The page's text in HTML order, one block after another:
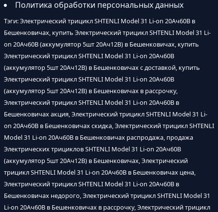
Политика обработки персональных данных
Тэги: Электрический трицикл SHTENLI Model 31 Li-on 20Ач60В в
Бешенковичах, купить Электрический трицикл SHTENLI Model 31 Li-
on 20Ач60В (аккумулятор 5шт 20Ач12В) в Бешенковичах, купить
Электрический трицикл SHTENLI Model 31 Li-on 20Ач60В
(аккумулятор 5шт 20Ач12В) в Бешенковичах с доставкой, купить
Электрический трицикл SHTENLI Model 31 Li-on 20Ач60В
(аккумулятор 5шт 20Ач12В) в Бешенковичах в рассрочку,
Электрический трицикл SHTENLI Model 31 Li-on 20Ач60В в
Бешенковичах акция, Электрический трицикл SHTENLI Model 31 Li-
on 20Ач60В в Бешенковичах скидка, Электрический трицикл SHTENLI
Model 31 Li-on 20Ач60В в Бешенковичах распродажа, продажа
Электрических трициклов SHTENLI Model 31 Li-on 20Ач60В
(аккумулятор 5шт 20Ач12В) в Бешенковичах, Электрический
трицикл SHTENLI Model 31 Li-on 20Ач60В в Бешенковичах цена,
Электрический трицикл SHTENLI Model 31 Li-on 20Ач60В в
Бешенковичах недорого, Электрический трицикл SHTENLI Model 31
Li-on 20Ач60В в Бешенковичах в рассрочку, Электрический трицикл